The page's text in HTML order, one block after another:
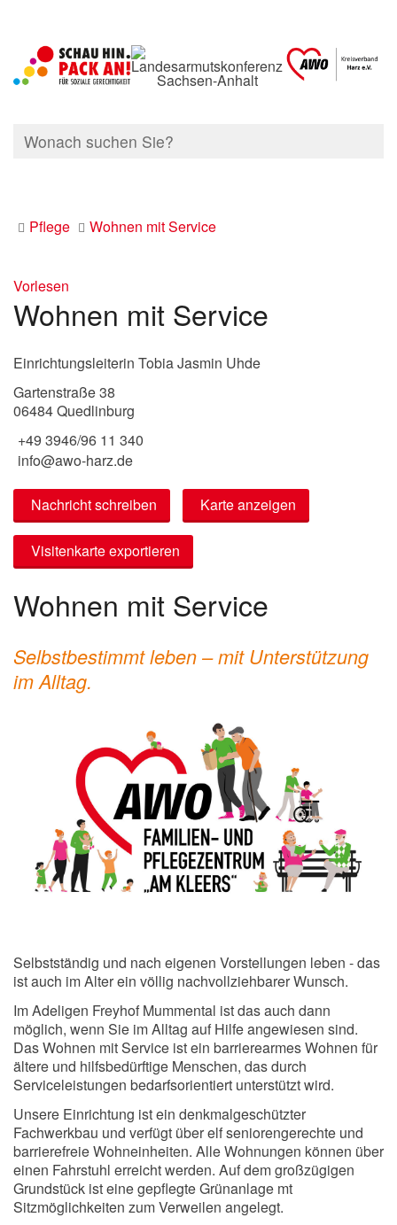
Pflege Wohnen mit Service
Vorlesen
Wohnen mit Service
Einrichtungsleiterin Tobia Jasmin Uhde
Gartenstraße 38
06484 Quedlinburg
+49 3946/96 11 340
info@awo-harz.de
Nachricht schreiben Karte anzeigen
Visitenkarte exportieren
Wohnen mit Service
Selbstbestimmt leben – mit Unterstützung
im Alltag.
Selbstständig und nach eigenen Vorstellungen leben - das
ist auch im Alter ein völlig nachvollziehbarer Wunsch.
Im Adeligen Freyhof Mummental ist das auch dann
möglich, wenn Sie im Alltag auf Hilfe angewiesen sind.
Das Wohnen mit Service ist ein barrierearmes Wohnen für
ältere und hilfsbedürftige Menschen, das durch
Serviceleistungen bedarfsorientiert unterstützt wird.
Unsere Einrichtung ist ein denkmalgeschützter
Fachwerkbau und verfügt über elf seniorengerechte und
barrierefreie Wohneinheiten. Alle Wohnungen können über
einen Fahrstuhl erreicht werden. Auf dem großzügigen
Grundstück ist eine gepflegte Grünanlage mt
Sitzmöglichkeiten zum Verweilen angelegt.